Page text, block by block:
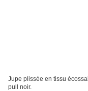
Jupe plissée en tissu
pull noir.